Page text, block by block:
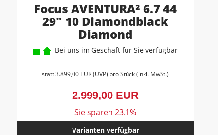
Focus AVENTURA² 6.7 44
29" 10 Diamondblack
Diamond
Bei uns im Geschäft für Sie verfügbar
statt3.899,00 EUR(UVP) pro Stück (inkl. MwSt.)
2.999,00 EUR
Sie sparen 23.1%
Varianten verfügbar